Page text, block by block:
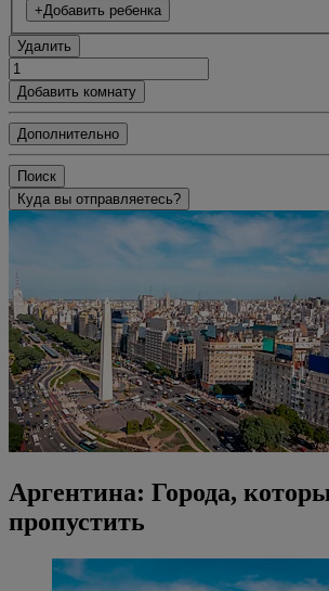
+Добавить ребенка
Удалить
Добавить комнату
Дополнительно
Поиск
Куда вы отправляетесь?
Аргентина: Города,
пропустить